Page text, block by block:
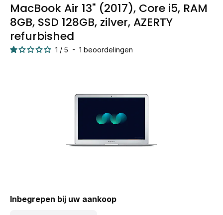
MacBook Air 13" (2017), Core i5, RAM
8GB, SSD 128GB, zilver, AZERTY
refurbished
1 / 5 - 1 beoordelingen
Inbegrepen bij uw aankoop